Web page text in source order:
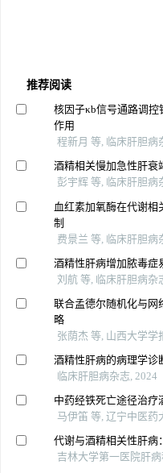
推荐阅读
核因子κb信号通路调
作用
程新月 等, 临床肝胆病
酒精相关慢加急性肝衰
彭宇辉 等, 临床肝胆病
血红素加氧酶在代谢相
制
费景兰 等, 临床肝胆病
酒精性肝病增加脓毒症
刘航 等, 临床肝胆病杂
联合孟德尔随机化与网
略
张荫杰 等, 山西大学学
酒精性肝病的病理学诊
临床肝胆病杂志, 2024
中药经铁死亡途径治疗
马伊笛 等, 辽宁中医药
代谢与酒精相关性肝病
吉林大学第一医院肝